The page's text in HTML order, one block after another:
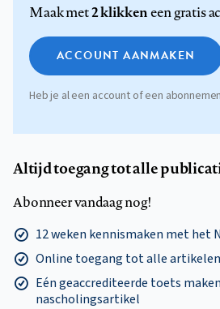
Maak met2 klikkeneen gratis
ACCOUNT AANMAKEN
Heb je al een account of een
Altijd toegang tot alle
Abonneer vandaag nog!
12 weken kennismaken met het
Online toegang tot alle artikelen
Eén geaccrediteerde toets
nascholingsartikel